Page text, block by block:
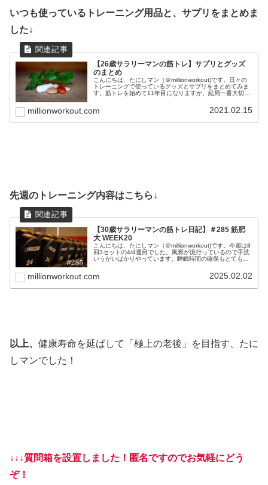
いつも使っているトレーニング用品と、サプリをまとめま
した↓
【26歳サラリーマンの筋トレ】サプリとグッズ
のまとめ
こんにちは、たにしマン（＠millionworkout)です。日々の
トレーニングで使っているグッズとサプリをまとめてみま
す。筋トレを始めて11年目になりますが、結局一番大切な
millionworkout.com 2021.02.15
先週のトレーニング内容はこちら↓
【30歳サラリーマンの筋トレ日記】＃285 筋肥
大 WEEK20
こんにちは、たにしマン（＠millionworkout)です。今週は8
回3セットの4/4週目でした。風邪が流行っているので手洗
いうがいばかりやっています。睡眠時間の確保もとても大
millionworkout.com 2025.02.02
以上、 健康寿命を延ばして「極上の老後」を目指す、たに
しマンでした！
↓↓↓質問箱を設置しました！匿名ですのでお気軽にどう
ぞ！